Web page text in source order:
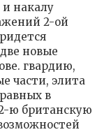
накалу
2-ой
новые
гвардию,
части, элита
в
ю британскую